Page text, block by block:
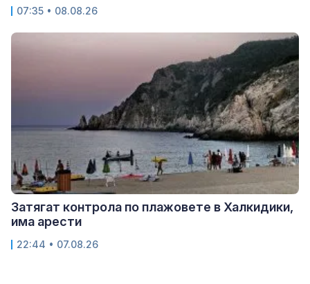
07:35 • 08.08.26
Затягат контрола по плажовете в Халкидики,
има арести
22:44 • 07.08.26